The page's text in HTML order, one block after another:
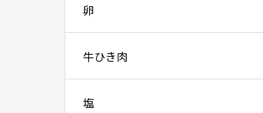
卵
牛ひき肉
塩